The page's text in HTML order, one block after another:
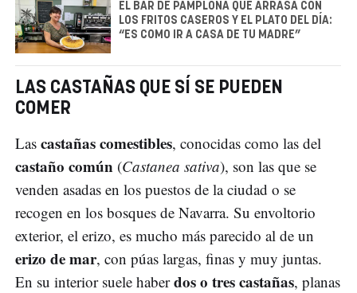
EL BAR DE PAMPLONA QUE ARRASA CON
LOS FRITOS CASEROS Y EL PLATO DEL DÍA:
“ES COMO IR A CASA DE TU MADRE”
LAS CASTAÑAS QUE SÍ SE PUEDEN
COMER
Las castañas comestibles, conocidas como las del
castaño común (Castanea sativa), son las que se
venden asadas en los puestos de la ciudad o se
recogen en los bosques de Navarra. Su envoltorio
exterior, el erizo, es mucho más parecido al de un
erizo de mar, con púas largas, finas y muy juntas.
En su interior suele haberdos o tres castañas, planas